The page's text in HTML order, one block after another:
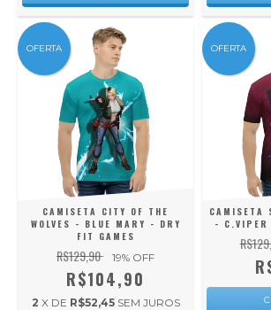
OFERTA
CAMISETA CITY OF THE
WOLVES - BLUE MARY - DRY
FIT GAMES
R$129,90 19% OFF
R$104,90
2 X DE R$52,45 SEM JUROS
OFERTA
CAMISETA
- C.VIPER